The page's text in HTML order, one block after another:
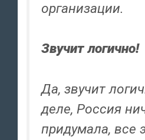
организации.
Звучит логично!
Да, звучит
деле, Россия
придумала, все